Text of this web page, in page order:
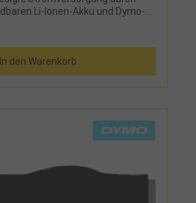
Li-Ionen-Akku und Dymo-
19 mm schwarz auf
In den Warenkorb